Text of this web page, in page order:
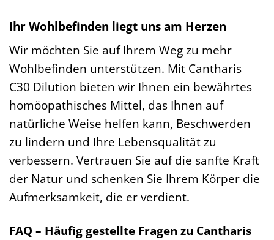
Ihr Wohlbefinden liegt uns am Herzen
Wir möchten Sie auf Ihrem Weg zu mehr
Wohlbefinden unterstützen. Mit Cantharis
C30 Dilution bieten wir Ihnen ein bewährtes
homöopathisches Mittel, das Ihnen auf
natürliche Weise helfen kann, Beschwerden
zu lindern und Ihre Lebensqualität zu
verbessern. Vertrauen Sie auf die sanfte Kraft
der Natur und schenken Sie Ihrem Körper die
Aufmerksamkeit, die er verdient.
FAQ – Häufig gestellte Fragen zu Cantharis